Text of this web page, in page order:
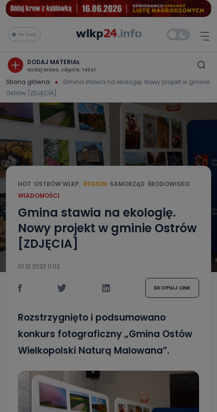
Na żywo
DODAJ MATERIAŁ
dodaj wideo, zdjęcie, tekst
Strona główna
Gmina stawia na ekologię. Nowy projekt w gminie
Ostrów [ZDJĘCIA]
HOT OSTRÓW WLKP. REGION SAMORZĄD ŚRODOWISKO
WIADOMOŚCI
Gmina stawia na ekologię.
Nowy projekt w gminie Ostrów
[ZDJĘCIA]
01.12.2023 11:02
SKOPIUJ LINK
Rozstrzygnięto i podsumowano
konkurs fotograficzny „Gmina Ostów
Wielkopolski Naturą Malowana”.